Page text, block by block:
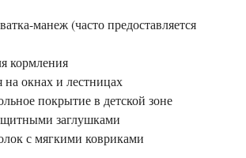
манеж (часто предоставляется
кормления
окнах и лестницах
покрытие в детской зоне
заглушками
с мягкими ковриками